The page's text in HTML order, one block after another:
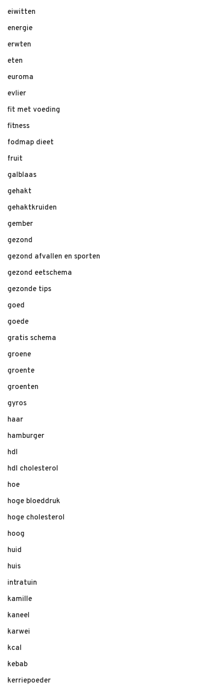
eiwitten
energie
erwten
eten
euroma
evlier
fit met voeding
fitness
fodmap dieet
fruit
galblaas
gehakt
gehaktkruiden
gember
gezond
gezond afvallen en sporten
gezond eetschema
gezonde tips
goed
goede
gratis schema
groene
groente
groenten
gyros
haar
hamburger
hdl
hdl cholesterol
hoe
hoge bloeddruk
hoge cholesterol
hoog
huid
huis
intratuin
kamille
kaneel
karwei
kcal
kebab
kerriepoeder